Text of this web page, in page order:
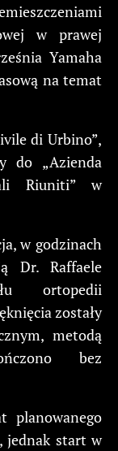
w prawej
Yamaha
na temat
di Urbino”,
do „Azienda
Riuniti” w
w godzinach
Dr. Raffaele
ortopedii
zostały
metodą
bez
planowanego
jednak start w